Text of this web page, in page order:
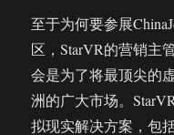
至于为何要参展
区，StarVR的营销主
会是为了将最顶尖的
洲的广大市场。
拟现实解决方案，包